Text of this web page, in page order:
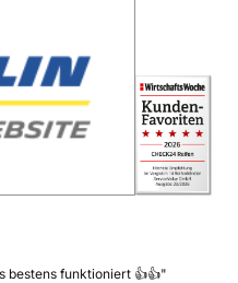
bestens funktioniert 👍👍"